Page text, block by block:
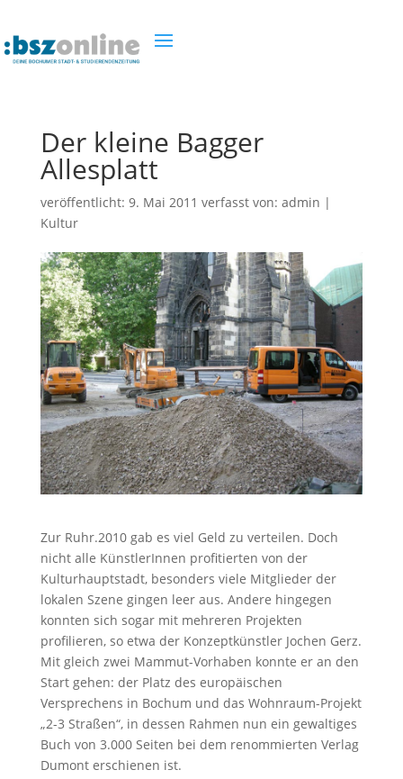
Der kleine Bagger
Allesplatt
veröffentlicht: 9. Mai 2011 verfasst von: admin |
Kultur
Zur Ruhr.2010 gab es viel Geld zu verteilen. Doch
nicht alle KünstlerInnen profitierten von der
Kulturhauptstadt, besonders viele Mitglieder der
lokalen Szene gingen leer aus. Andere hingegen
konnten sich sogar mit mehreren Projekten
profilieren, so etwa der Konzeptkünstler Jochen Gerz.
Mit gleich zwei Mammut-Vorhaben konnte er an den
Start gehen: der Platz des europäischen
Versprechens in Bochum und das Wohnraum-Projekt
„2-3 Straßen“, in dessen Rahmen nun ein gewaltiges
Buch von 3.000 Seiten bei dem renommierten Verlag
Dumont erschienen ist.